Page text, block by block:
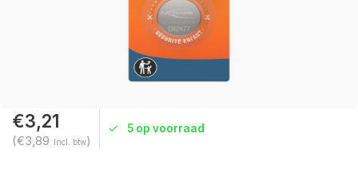
€3,21
(€3,89 Incl. btw)
5 op voorraad